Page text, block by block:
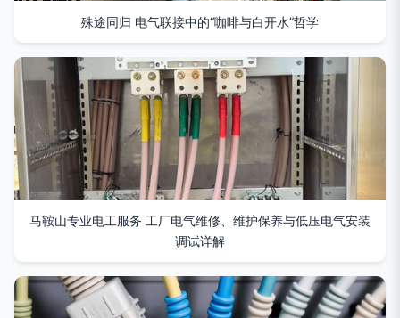
殊途同归 电气联接中的“咖啡与白开水”哲学
马鞍山专业电工服务 工厂电气维修、维护保养与低压电气安装
调试详解